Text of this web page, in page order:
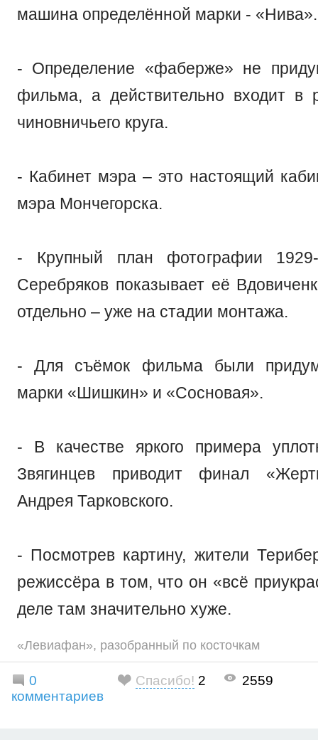
машина определённой марки - «Нива».
- Определение «фаберже» не
фильма, а действительно входит в
чиновничьего круга.
- Кабинет мэра – это настоящий
мэра Мончегорска.
- Крупный план фотографии 1929-
Серебряков показывает её
отдельно – уже на стадии монтажа.
- Для съёмок фильма были
марки «Шишкин» и «Сосновая».
- В качестве яркого примера
Звягинцев приводит финал
Андрея Тарковского.
- Посмотрев картину, жители
режиссёра в том, что он «всё
деле там значительно хуже.
«Левиафан», разобранный по косточкам
0
комментариев
Спасибо! 2 2559